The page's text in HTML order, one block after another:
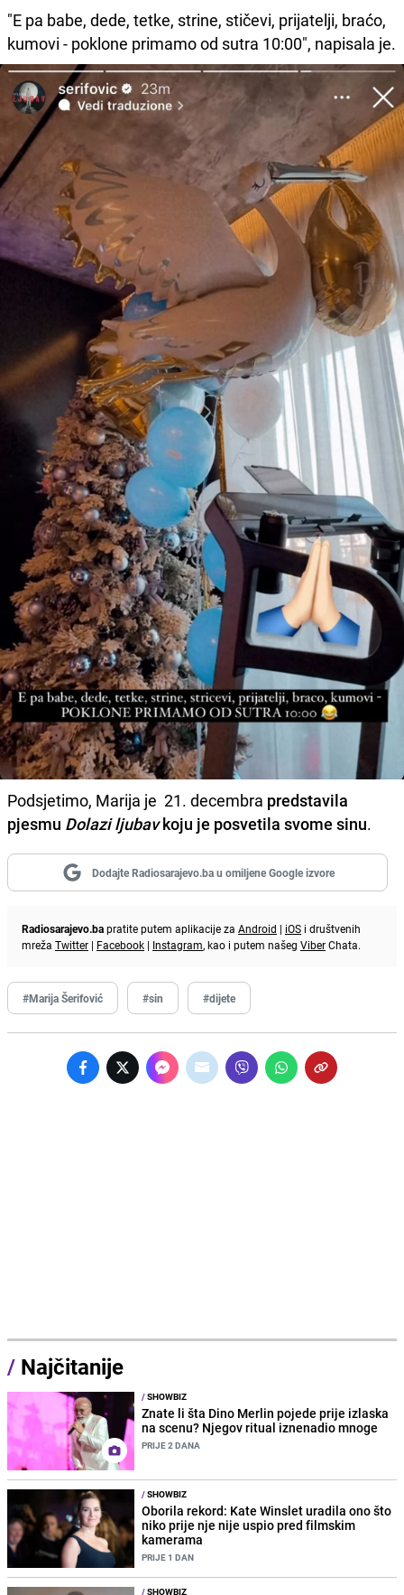
"E pa babe, dede, tetke, strine, stičevi, prijatelji, braćo,
kumovi - poklone primamo od sutra 10:00", napisala je.
Podsjetimo, Marija je 21. decembra predstavila
pjesmu Dolazi ljubavkoju je posvetila svome sinu.
Dodajte Radiosarajevo.ba u omiljene Google izvore
Radiosarajevo.bapratite putem aplikacije za Android | iOS i društvenih
mreža Twitter | Facebook | Instagram, kao i putem našeg ViberChata.
#Marija Šerifović #sin #dijete
/ Najčitanije
/SHOWBIZ
Znate li šta Dino Merlin pojede prije izlaska
na scenu? Njegov ritual iznenadio mnoge
PRIJE 2 DANA
/SHOWBIZ
Oborila rekord: Kate Winslet uradila ono što
niko prije nje nije uspio pred filmskim
kamerama
PRIJE 1 DAN
/SHOWBIZ